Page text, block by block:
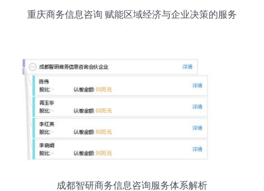
重庆商务信息咨询 赋能区域经济与企业决策的服务
成都智研商务信息咨询服务体系解析